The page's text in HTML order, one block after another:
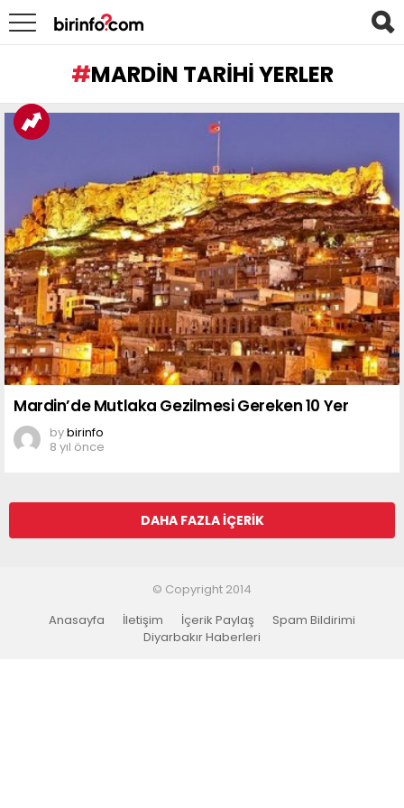
MARDIN TARIHI YERLER
LATEST
STORIES
Mardin’de Mutlaka Gezilmesi Gereken 10 Yer
bybirinfo
8 yıl önce
DAHA FAZLA İÇERIK
© Copyright 2014
Anasayfa
İletişim İçerik Paylaş
Spam Bildirimi
Diyarbakır Haberleri